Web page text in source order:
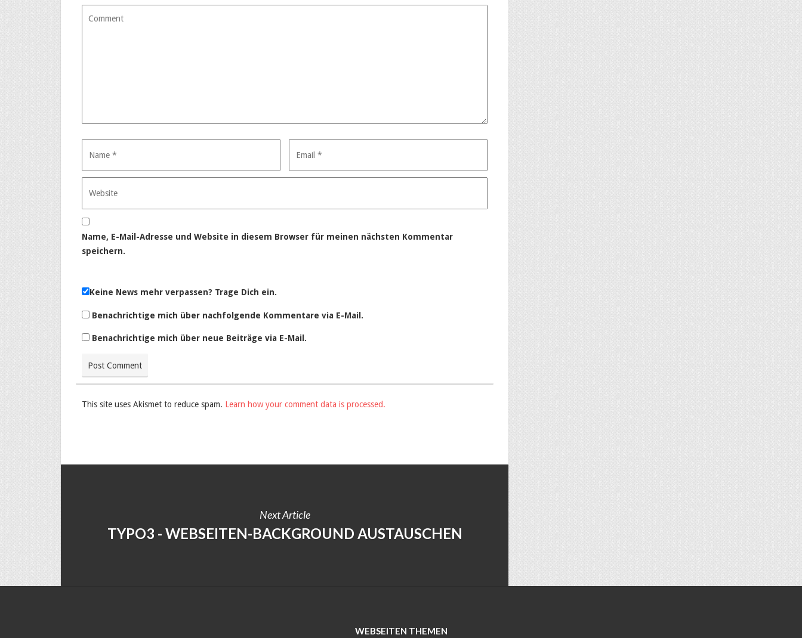
Name, E-Mail-Adresse und Website in diesem Browser für meinen nächsten Kommentar
speichern.
Keine News mehr verpassen? Trage Dich ein.
Benachrichtige mich über nachfolgende Kommentare via E-Mail.
Benachrichtige mich über neue Beiträge via E-Mail.
This site uses Akismet to reduce spam. Learn how your comment data is processed.
Next Article
TYPO3 - WEBSEITEN-BACKGROUND AUSTAUSCHEN
WEBSEITEN THEMEN